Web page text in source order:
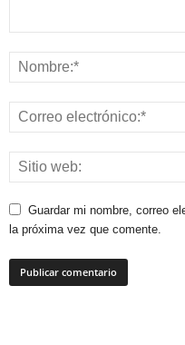
Guardar mi nombre, correo
la próxima vez que comente.